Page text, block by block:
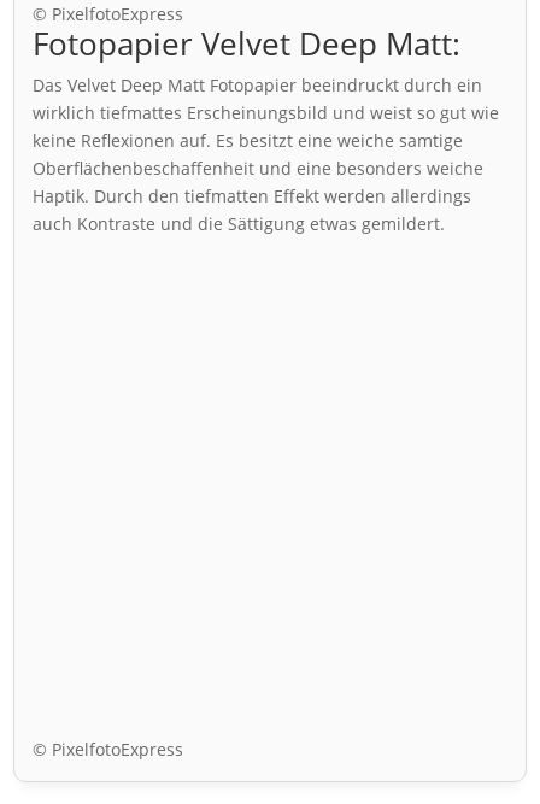
© PixelfotoExpress
Fotopapier Velvet Deep Matt:
Das Velvet Deep Matt Fotopapier beeindruckt durch ein
wirklich tiefmattes Erscheinungsbild und weist so gut wie
keine Reflexionen auf. Es besitzt eine weiche samtige
Oberflächenbeschaffenheit und eine besonders weiche
Haptik. Durch den tiefmatten Effekt werden allerdings
auch Kontraste und die Sättigung etwas gemildert.
© PixelfotoExpress